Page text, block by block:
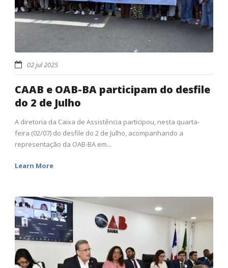
02 jul 2025
CAAB e OAB-BA participam do desfile
do 2 de Julho
A diretoria da Caixa de Assistência participou, nesta quarta-
feira (02/07) do desfile do 2 de Julho, acompanhando a
representação da OAB-BA em...
Learn More